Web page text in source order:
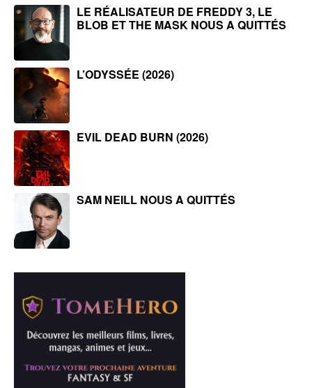
LE RÉALISATEUR DE FREDDY 3, LE
BLOB ET THE MASK NOUS A QUITTÉS
L’ODYSSÉE (2026)
EVIL DEAD BURN (2026)
SAM NEILL NOUS A QUITTÉS